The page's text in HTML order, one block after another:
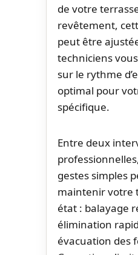
de votre
revêtement,
peut être
techniciens
sur le rythme
optimal pour
spécifique.
Entre deux
gestes simples
maintenir votre
état : balayage
élimination
évacuation des